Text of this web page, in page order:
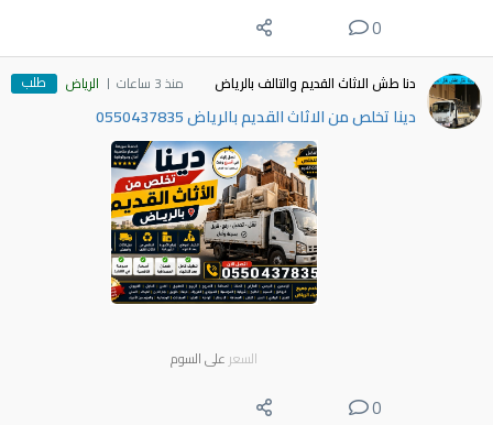
0
دنا طش الاثاث القديم والتالف بالرياض منذ 3 ساعات الرياض طلب
دينا تخلص من الاثاث القديم بالرياض 0550437835
السعر على السوم
0